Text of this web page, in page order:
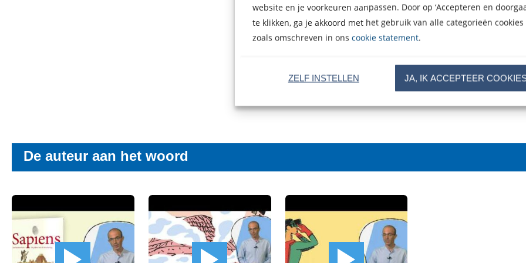
website en je voorkeuren aanpassen. Door op ‘Accepteren en
te klikken, ga je akkoord met het gebruik van alle categorieën cookies
zoals omschreven in ons cookie statement.
JA, IK ACCEPTEER
ZELF INSTELLEN
Sapiens. Een beeldverhaal 3
Gebonden
Sapiens. Een
Yuval Noah Harari
29,99 Gebonden
De auteur aan het woord